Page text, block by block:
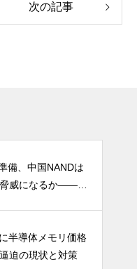
次の記事
備、中国NANDは
威になるか――AI
半導体メモリ価格
迫の現状と対策